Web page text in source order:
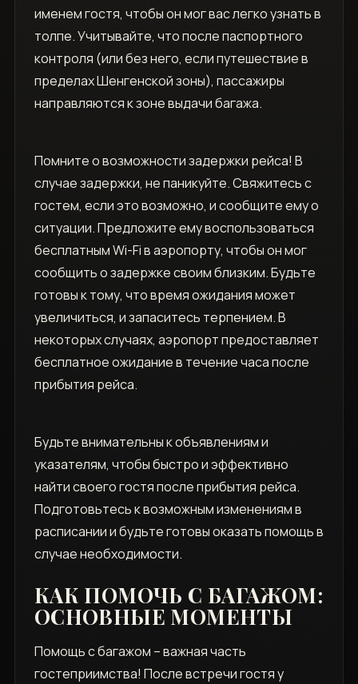
именем гостя, чтобы он мог вас легко узнать в
толпе. Учитывайте, что после паспортного
контроля (или без него, если путешествие в
пределах Шенгенской зоны), пассажиры
направляются к зоне выдачи багажа.
Помните о возможности задержки рейса! В
случае задержки, не паникуйте. Свяжитесь с
гостем, если это возможно, и сообщите ему о
ситуации. Предложите ему воспользоваться
бесплатным Wi-Fi в аэропорту, чтобы он мог
сообщить о задержке своим близким. Будьте
готовы к тому, что время ожидания может
увеличиться, и запаситесь терпением. В
некоторых случаях, аэропорт предоставляет
бесплатное ожидание в течение часа после
прибытия рейса.
Будьте внимательны к объявлениям и
указателям, чтобы быстро и эффективно
найти своего гостя после прибытия рейса.
Подготовьтесь к возможным изменениям в
расписании и будьте готовы оказать помощь в
случае необходимости.
КАК ПОМОЧЬ С БАГАЖОМ:
ОСНОВНЫЕ МОМЕНТЫ
Помощь с багажом – важная часть
гостеприимства! После встречи гостя у